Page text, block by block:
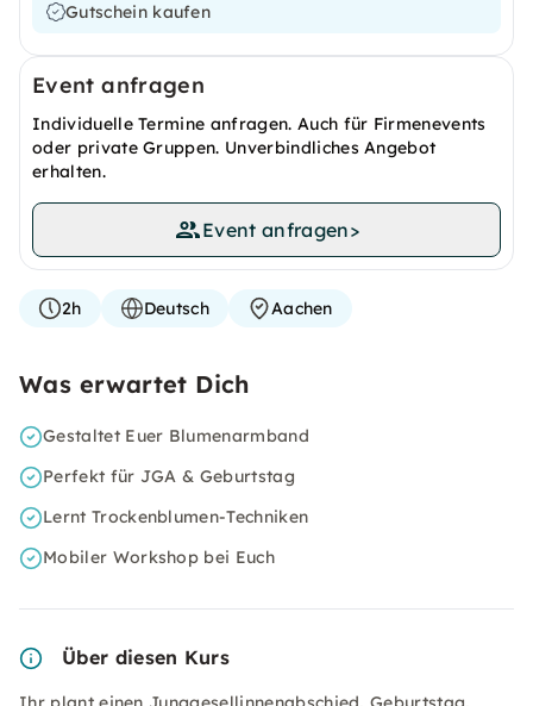
Gutschein kaufen
Event anfragen
Individuelle Termine anfragen. Auch für Firmenevents
oder private Gruppen. Unverbindliches Angebot
erhalten.
Event anfragen>
2h Deutsch Aachen
Was erwartet Dich
Gestaltet Euer Blumenarmband
Perfekt für JGA & Geburtstag
Lernt Trockenblumen-Techniken
Mobiler Workshop bei Euch
Über diesen Kurs